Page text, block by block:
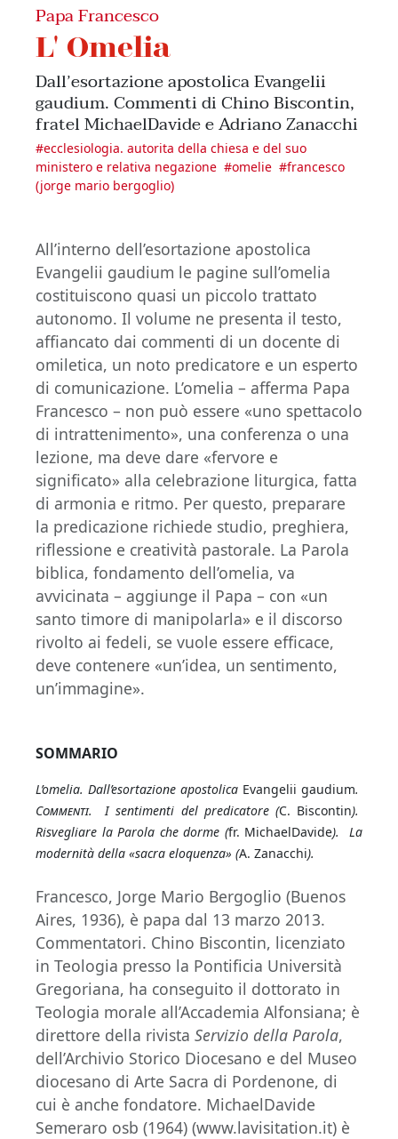
Papa Francesco
L' Omelia
Dall’esortazione apostolica Evangelii
gaudium. Commenti di Chino Biscontin,
fratel MichaelDavide e Adriano Zanacchi
#ecclesiologia. autorita della chiesa e del suo
ministero e relativa negazione #omelie #francesco
(jorge mario bergoglio)
All’interno dell’esortazione apostolica
Evangelii gaudium le pagine sull’omelia
costituiscono quasi un piccolo trattato
autonomo. Il volume ne presenta il testo,
affiancato dai commenti di un docente di
omiletica, un noto predicatore e un esperto
di comunicazione. L’omelia – afferma Papa
Francesco – non può essere «uno spettacolo
di intrattenimento», una conferenza o una
lezione, ma deve dare «fervore e
significato» alla celebrazione liturgica, fatta
di armonia e ritmo. Per questo, preparare
la predicazione richiede studio, preghiera,
riflessione e creatività pastorale. La Parola
biblica, fondamento dell’omelia, va
avvicinata – aggiunge il Papa – con «un
santo timore di manipolarla» e il discorso
rivolto ai fedeli, se vuole essere efficace,
deve contenere «un’idea, un sentimento,
un’immagine».
SOMMARIO
L’omelia. Dall’esortazione apostolica Evangelii gaudium.
Commenti. I sentimenti del predicatore (C. Biscontin).
Risvegliare la Parola che dorme (fr. MichaelDavide). La
modernità della «sacra eloquenza» (A. Zanacchi).
Francesco, Jorge Mario Bergoglio (Buenos
Aires, 1936), è papa dal 13 marzo 2013.
Commentatori. Chino Biscontin, licenziato
in Teologia presso la Pontificia Università
Gregoriana, ha conseguito il dottorato in
Teologia morale all’Accademia Alfonsiana; è
direttore della rivista Servizio della Parola,
dell’Archivio Storico Diocesano e del Museo
diocesano di Arte Sacra di Pordenone, di
cui è anche fondatore. MichaelDavide
Semeraro osb (1964) (www.lavisitation.it) è